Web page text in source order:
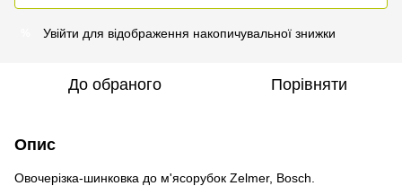
Увійти для відображення накопичувальної знижки
До обраного Порівняти
Опис
Овочерізка-шинковка до м'ясорубок Zelmer, Bosch.